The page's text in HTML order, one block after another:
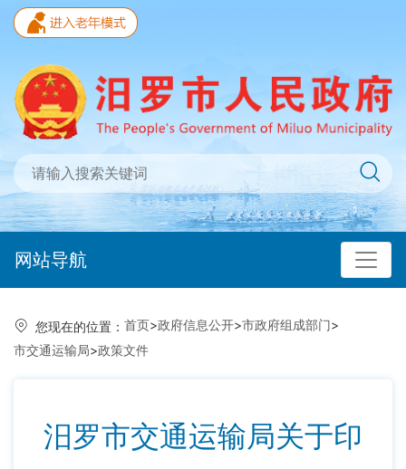
网站导航
您现在的位置： 首页>政府信息公开>市政府组成部门>
市交通运输局>政策文件
汨罗市交通运输局关于印